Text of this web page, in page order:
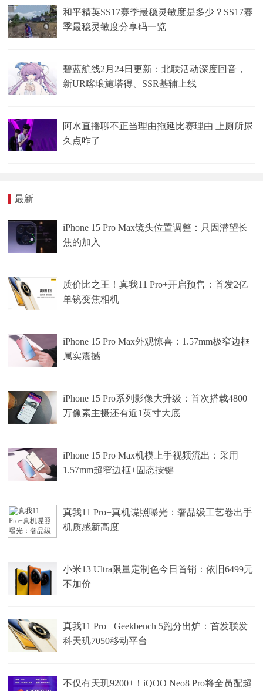
和平精英SS17赛季最稳灵敏度是多少？SS17赛
季最稳灵敏度分享码一览
碧蓝航线2月24日更新：北联活动深度回音，
新UR喀琅施塔得、SSR基辅上线
阿水直播聊不正当理由拖延比赛理由 上厕所尿
久点咋了
最新
iPhone 15 Pro Max镜头位置调整：只因潜望长
焦的加入
质价比之王！真我11 Pro+开启预售：首发2亿
单镜变焦相机
iPhone 15 Pro Max外观惊喜：1.57mm极窄边框
属实震撼
iPhone 15 Pro系列影像大升级：首次搭载4800
万像素主摄还有近1英寸大底
iPhone 15 Pro Max机模上手视频流出：采用
1.57mm超窄边框+固态按键
真我11 Pro+真机谍照曝光：奢品级工艺卷出手
机质感新高度
小米13 Ultra限量定制色今日首销：依旧6499元
不加价
真我11 Pro+ Geekbench 5跑分出炉：首发联发
科天玑7050移动平台
不仅有天玑9200+！iQOO Neo8 Pro将全员配超